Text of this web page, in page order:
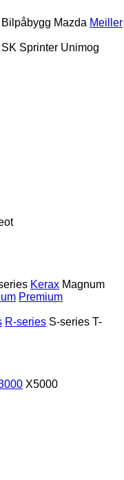
Bilpåbygg Mazda Meiller
SK Sprinter Unimog
Kerax Magnum
Premium
R-series S-series T-
X5000